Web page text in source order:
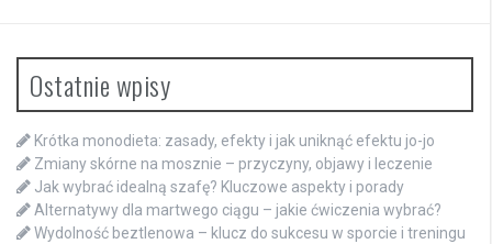
Ostatnie wpisy
Krótka monodieta: zasady, efekty i jak uniknąć efektu jo-jo
Zmiany skórne na mosznie – przyczyny, objawy i leczenie
Jak wybrać idealną szafę? Kluczowe aspekty i porady
Alternatywy dla martwego ciągu – jakie ćwiczenia wybrać?
Wydolność beztlenowa – klucz do sukcesu w sporcie i treningu